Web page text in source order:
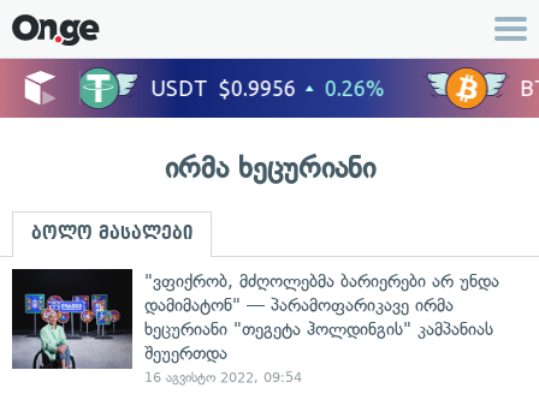
ირმა ხეცურიანი
ბოლო მასალები
"ვფიქრობ, მძღოლებმა ბარიერები არ უნდა
დამიმატონ" — პარამოფარიკავე ირმა
ხეცურიანი "თეგეტა ჰოლდინგის" კამპანიას
შეუერთდა
16 აგვისტო 2022, 09:54